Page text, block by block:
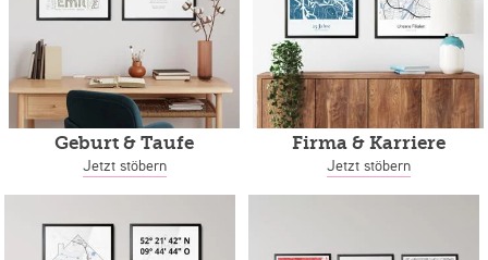
Geburt & Taufe
Jetzt stöbern
Firma & Karriere
Jetzt stöbern